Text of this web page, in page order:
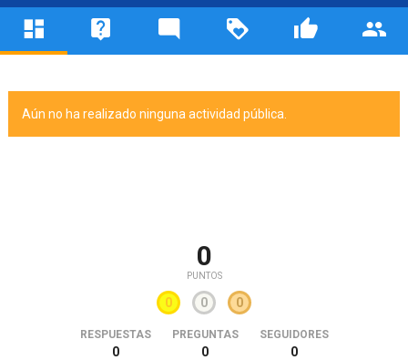
Aún no ha realizado ninguna actividad pública.
0
PUNTOS
0 0 0
RESPUESTAS
0
PREGUNTAS
0
SEGUIDORES
0